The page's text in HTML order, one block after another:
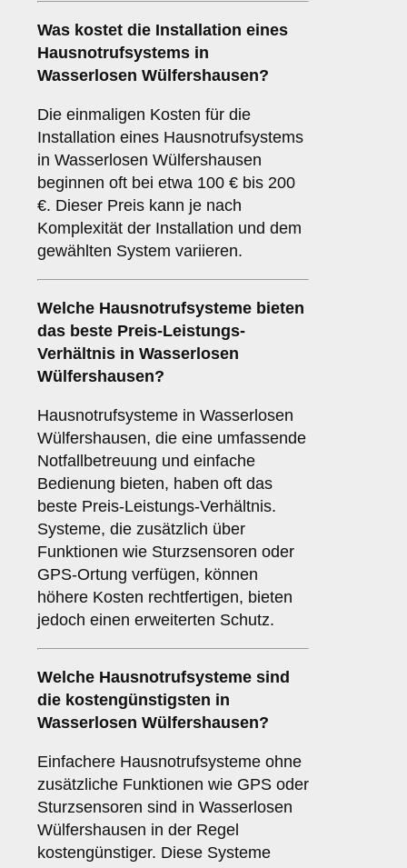
Was kostet die Installation eines
Hausnotrufsystems in
Wasserlosen Wülfershausen?
Die einmaligen Kosten für die
Installation eines Hausnotrufsystems
in Wasserlosen Wülfershausen
beginnen oft bei etwa 100 € bis 200
€. Dieser Preis kann je nach
Komplexität der Installation und dem
gewählten System variieren.
Welche Hausnotrufsysteme bieten
das beste Preis-Leistungs-
Verhältnis in Wasserlosen
Wülfershausen?
Hausnotrufsysteme in Wasserlosen
Wülfershausen, die eine umfassende
Notfallbetreuung und einfache
Bedienung bieten, haben oft das
beste Preis-Leistungs-Verhältnis.
Systeme, die zusätzlich über
Funktionen wie Sturzsensoren oder
GPS-Ortung verfügen, können
höhere Kosten rechtfertigen, bieten
jedoch einen erweiterten Schutz.
Welche Hausnotrufsysteme sind
die kostengünstigsten in
Wasserlosen Wülfershausen?
Einfachere Hausnotrufsysteme ohne
zusätzliche Funktionen wie GPS oder
Sturzsensoren sind in Wasserlosen
Wülfershausen in der Regel
kostengünstiger. Diese Systeme